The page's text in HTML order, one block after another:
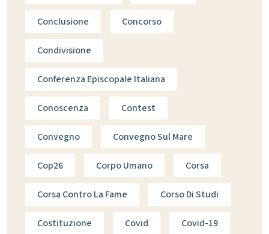
Conclusione Concorso
Condivisione
Conferenza Episcopale Italiana
Conoscenza Contest
Convegno Convegno Sul Mare
Cop26 Corpo Umano Corsa
Corsa Contro La Fame Corso Di Studi
Costituzione Covid Covid-19